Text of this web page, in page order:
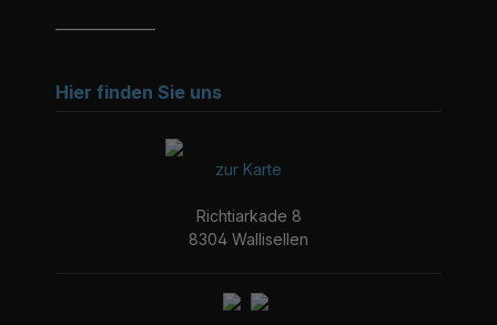
Hier finden Sie uns
zur Karte
Richtiarkade 8
8304 Wallisellen